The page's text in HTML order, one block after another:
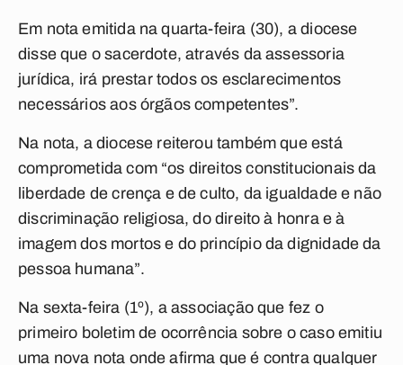
Em nota emitida na quarta-feira (30), a diocese
disse que o sacerdote, através da assessoria
jurídica, irá prestar todos os esclarecimentos
necessários aos órgãos competentes”.
Na nota, a diocese reiterou também que está
comprometida com “os direitos constitucionais da
liberdade de crença e de culto, da igualdade e não
discriminação religiosa, do direito à honra e à
imagem dos mortos e do princípio da dignidade da
pessoa humana”.
Na sexta-feira (1º), a associação que fez o
primeiro boletim de ocorrência sobre o caso emitiu
uma nova nota onde afirma que é contra qualquer